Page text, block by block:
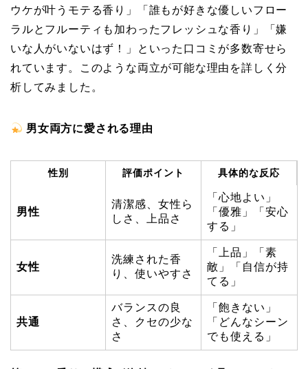
ウケが叶うモテる香り」「誰もが好きな優しいフロー
ラルとフルーティも加わったフレッシュな香り」「嫌
いな人がいないはず！」といった口コミが多数寄せら
れています。このような両立が可能な理由を詳しく分
析してみました。
男女両方に愛される理由
性別 評価ポイント 具体的な反応
男性
清潔感、女性ら
しさ、上品さ
「心地よい」
「優雅」「安心
する」
女性
洗練された香
り、使いやすさ
「上品」「素
敵」「自信が持
てる」
共通
バランスの良
さ、クセの少な
さ
「飽きない」
「どんなシーン
でも使える」